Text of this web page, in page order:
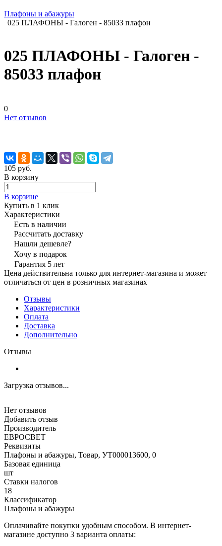
Плафоны и абажуры
025 ПЛАФОНЫ - Галоген - 85033 плафон
025 ПЛАФОНЫ - Галоген -
85033 плафон
0
Нет отзывов
105 руб.
В корзину
В корзине
Купить в 1 клик
Характеристики
Есть в наличии
Рассчитать доставку
Нашли дешевле?
Хочу в подарок
Гарантия 5 лет
Цена действительна только для интернет-магазина и может
отличаться от цен в розничных магазинах
Отзывы
Характеристики
Оплата
Доставка
Дополнительно
Отзывы
Загрузка отзывов...
Нет отзывов
Добавить отзыв
Производитель
ЕВРОСВЕТ
Реквизиты
Плафоны и абажуры, Товар, УТ000013600, 0
Базовая единица
шт
Ставки налогов
18
Классификатор
Плафоны и абажуры
Оплачивайте покупки удобным способом. В интернет-
магазине доступно 3 варианта оплаты: